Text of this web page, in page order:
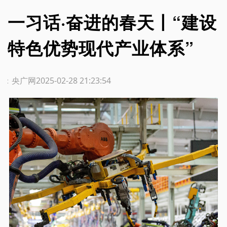
一习话·奋进的春天丨“建设
特色优势现代产业体系”
2025-02-28 21:23:54
：央广网